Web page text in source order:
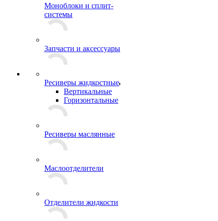
Моноблоки и сплит-
системы
Запчасти и аксессуары
Ресиверы жидкостные
Вертикальные
Горизонтальные
Ресиверы маслянные
Маслоотделители
Отделители жидкости